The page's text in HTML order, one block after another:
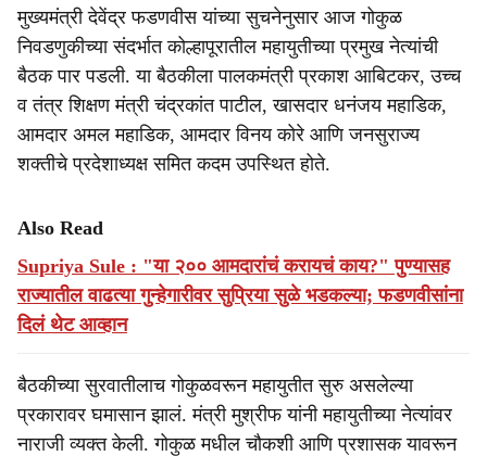
मुख्यमंत्री देवेंद्र फडणवीस यांच्या सुचनेनुसार आज गोकुळ
निवडणुकीच्या संदर्भात कोल्हापूरातील महायुतीच्या प्रमुख नेत्यांची
बैठक पार पडली. या बैठकीला पालकमंत्री प्रकाश आबिटकर, उच्च
व तंत्र शिक्षण मंत्री चंद्रकांत पाटील, खासदार धनंजय महाडिक,
आमदार अमल महाडिक, आमदार विनय कोरे आणि जनसुराज्य
शक्तीचे प्रदेशाध्यक्ष समित कदम उपस्थित होते.
Also Read
Supriya Sule : "या २०० आमदारांचं करायचं काय?" पुण्यासह
राज्यातील वाढत्या गुन्हेगारीवर सुप्रिया सुळे भडकल्या; फडणवीसांना
दिलं थेट आव्हान
बैठकीच्या सुरवातीलाच गोकुळवरून महायुतीत सुरु असलेल्या
प्रकारावर घमासान झालं. मंत्री मुश्रीफ यांनी महायुतीच्या नेत्यांवर
नाराजी व्यक्त केली. गोकुळ मधील चौकशी आणि प्रशासक यावरून